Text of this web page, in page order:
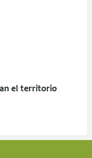
el territorio